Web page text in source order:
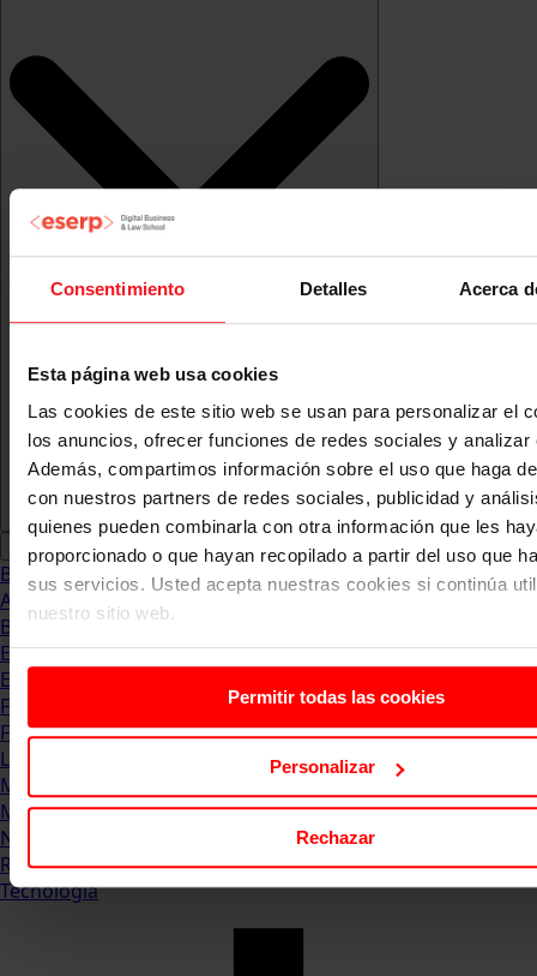
Consentimiento Detalles Acerca
Esta página web usa cookies
Las cookies de este sitio web se usan para personalizar el
los anuncios, ofrecer funciones de redes sociales y analizar
Además, compartimos información sobre el uso que haga
con nuestros partners de redes sociales, publicidad y
quienes pueden combinarla con otra información que les
proporcionado o que hayan recopilado a partir del uso que
sus servicios. Usted acepta nuestras cookies si continúa
nuestro sitio web.
Permitir todas las cookies
Personalizar
Rechazar
Blog
Abogacia
Business
Empleo & Emprendimiento
Empresas
Finanzas
Formación & Estudios
Luxury
Management
Marketing & Comunicación
Negocios
Recursos Humanos
Tecnología